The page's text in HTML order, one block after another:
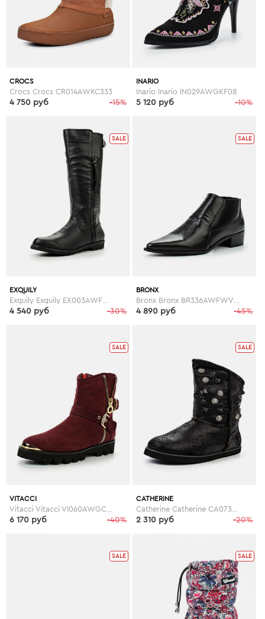
CROCS
Crocs Crocs CR014AWKC333
-15%
4 750 руб
INARIO
Inario Inario IN029AWGKF08
-10%
5 120 руб
SALE
EXQUILY
-30%
4 540 руб
SALE
BRONX
-45%
4 890 руб
SALE
VITACCI
-40%
6 170 руб
SALE
CATHERINE
Catherine Catherine CA073AWGOG93
-20%
2 310 руб
SALE SALE